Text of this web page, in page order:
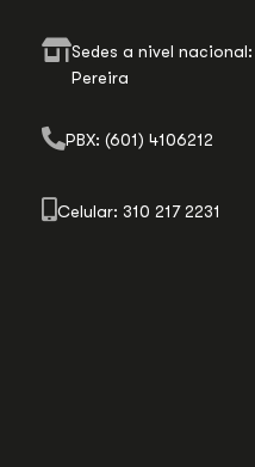
Sedes a nivel
Pereira
PBX: (601) 4106212
Celular: 310 217 2231